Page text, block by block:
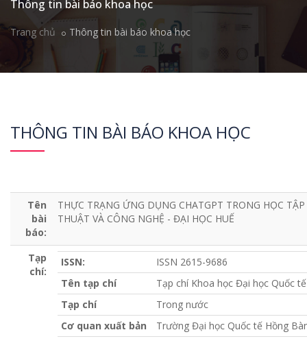
Thông tin bài báo khoa học
Trang chủ Thông tin bài báo khoa học
THÔNG TIN BÀI BÁO KHOA HỌC
Tên
bài
báo:
THỰC TRẠNG ỨNG DỤNG CHATGPT TRONG HỌC
THUẬT VÀ CÔNG NGHỆ - ĐẠI HỌC HUẾ
Tạp
chí:
ISSN:
ISSN 2615-9686
Tên tạp chí
Tạp chí Khoa học Đại học Quốc
Tạp chí
Trong nước
Cơ quan xuất bản
Trường Đại học Quốc tế Hồng